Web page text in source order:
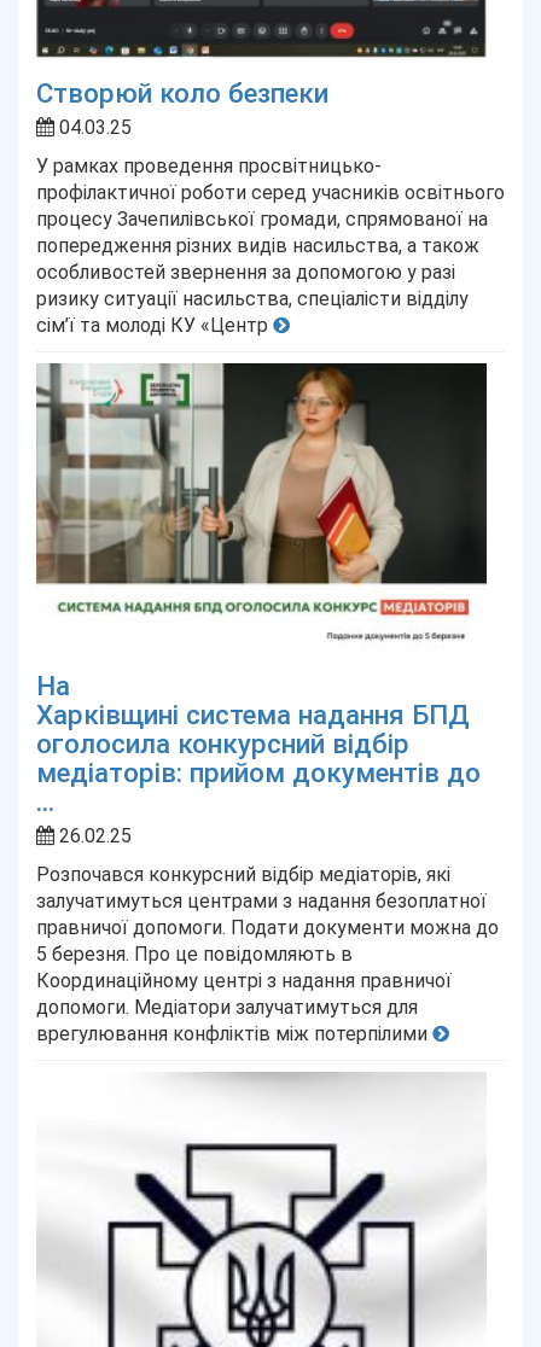
Створюй коло безпеки
04.03.25
У рамках проведення просвітницько-
профілактичної роботи серед учасників освітнього
процесу Зачепилівської громади, спрямованої на
попередження різних видів насильства, а також
особливостей звернення за допомогою у разі
ризику ситуації насильства, спеціалісти відділу
сім’ї та молоді КУ «Центр
На
Харківщині система надання БПД
оголосила конкурсний відбір
медіаторів: прийом документів до
...
26.02.25
Розпочався конкурсний відбір медіаторів, які
залучатимуться центрами з надання безоплатної
правничої допомоги. Подати документи можна до
5 березня. Про це повідомляють в
Координаційному центрі з надання правничої
допомоги. Медіатори залучатимуться для
врегулювання конфліктів між потерпілими